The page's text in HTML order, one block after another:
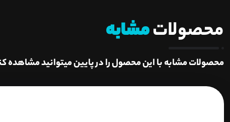
محصولاتمشابه
محصولات مشابه با این محصول را در پایین میتوانید مشاهده